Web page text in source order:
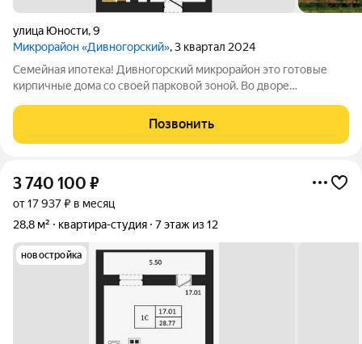
улица Юности,9
Микрорайон «Дивногорский», 3 квартал 2024
Семейная ипотека! Дивногорский микрорайон это готовые
кирпичные дома со своей парковой зоной. Во дворе
покрытием. Две огороженных площадки для выгула собак,
одна из них - со специальным
Позвонить
3 740 100 ₽
от 17 937 ₽ в месяц
28,8 м²
квартира-студия 7 этаж из 12
новостройка